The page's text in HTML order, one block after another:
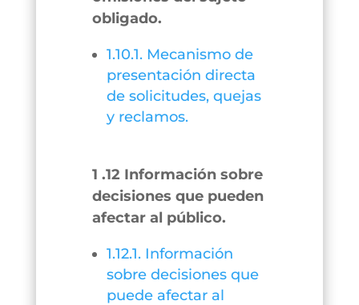
obligado.
1.10.1. Mecanismo de
presentación directa
de solicitudes, quejas
y reclamos.
1 .12 Información sobre
decisiones que pueden
afectar al público.
1.12.1. Información
sobre decisiones que
puede afectar al